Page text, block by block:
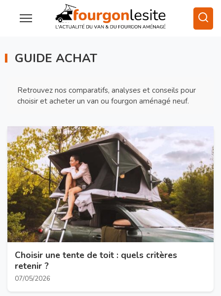
GUIDE ACHAT
Retrouvez nos comparatifs, analyses et conseils pour
choisir et acheter un van ou fourgon aménagé neuf.
Choisir une tente de toit : quels critères
retenir ?
07/05/2026